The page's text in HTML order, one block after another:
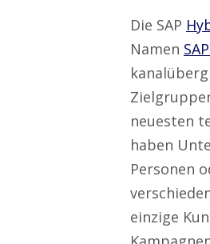
Die SAP
Namen
neuesten
haben
Personen
einzige